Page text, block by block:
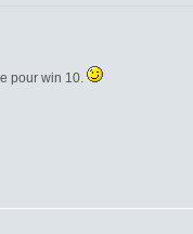
pour win 10.